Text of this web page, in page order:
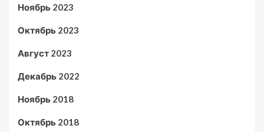
Ноябрь 2023
Октябрь 2023
Август 2023
Декабрь 2022
Ноябрь 2018
Октябрь 2018